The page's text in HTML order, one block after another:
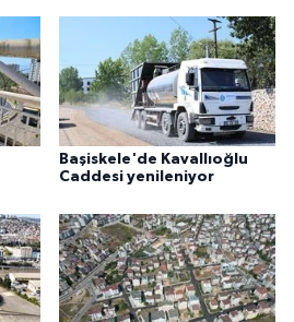
Başiskele'de Kavallıoğlu
Caddesi yenileniyor